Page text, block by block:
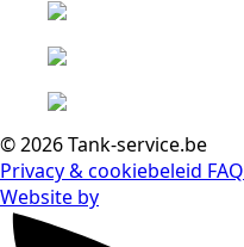
© 2026 Tank-service.be
Privacy & cookiebeleid FAQ
Website by